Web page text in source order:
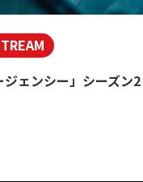
ジェンシー」シーズン2